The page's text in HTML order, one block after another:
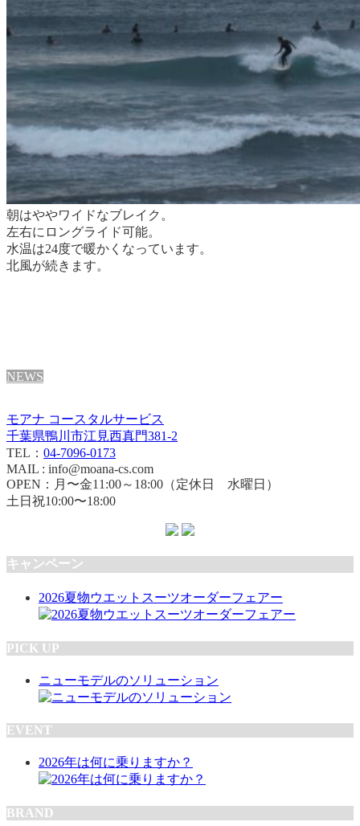
朝はややワイドなブレイク。
左右にロングライド可能。
水温は24度で暖かくなっています。
北風が続きます。
NEWS
モアナ コースタルサービス
千葉県鴨川市江見西真門381-2
TEL： 04-7096-0173
MAIL : info@moana-cs.com
OPEN：月〜金11:00～18:00（定休日 水曜日）
土日祝10:00〜18:00
キャンペーン
2026夏物ウエットスーツオーダーフェアー
PICK UP
ニューモデルのソリューション
EVENT
2026年は何に乗りますか？
BRAND